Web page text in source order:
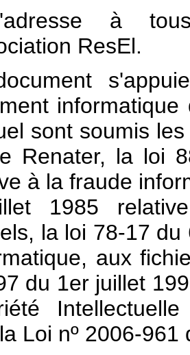
à
ResEl.
sont soumis
Renater, la loi
à la fraude
1985
la loi 78-17
aux
du 1er juillet
Loi nº 2006-961